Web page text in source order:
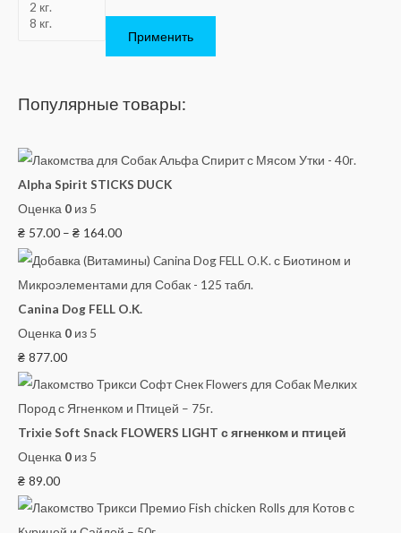
Применить
Популярные товары:
Alpha Spirit STICKS DUCK
Оценка 0 из 5
₴ 57.00 – ₴ 164.00
Canina Dog FELL O.K.
Оценка 0 из 5
₴ 877.00
Trixie Soft Snack FLOWERS LIGHT с ягненком и птицей
Оценка 0 из 5
₴ 89.00